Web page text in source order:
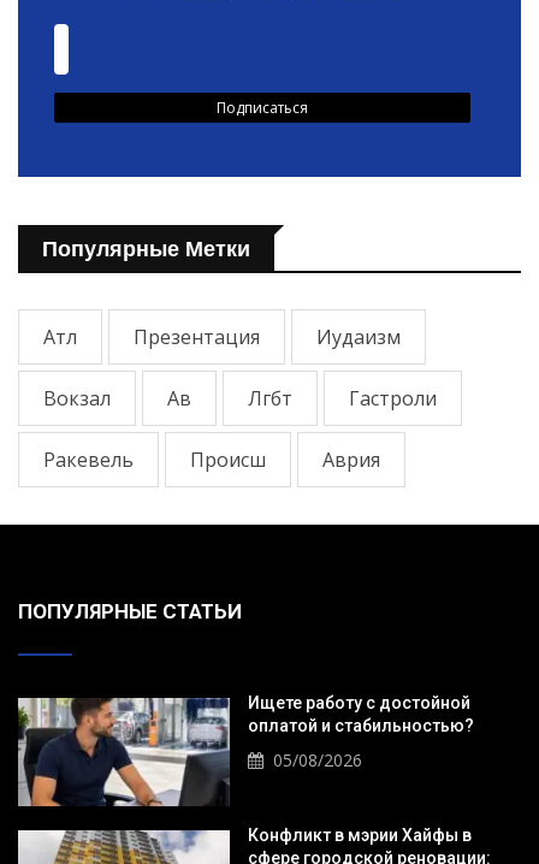
Популярные Метки
Атл Презентация Иудаизм
Вокзал Ав Лгбт Гастроли
Ракевель Происш Аврия
ПОПУЛЯРНЫЕ СТАТЬИ
Ищете работу с достойной
оплатой и стабильностью?
05/08/2026
Конфликт в мэрии Хайфы в
сфере городской реновации: